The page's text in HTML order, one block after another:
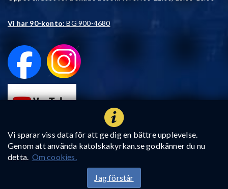
Vi sparar viss data för att ge dig en bättre upplevelse.
Genom att använda katolskakyrkan.se godkänner du nu
detta. Om cookies.
Jag förstår
Vi har 90-konto: BG 900-4680